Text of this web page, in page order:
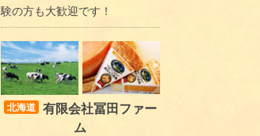
験の方も大歓迎です！
北海道
有限会社冨田ファー
ム